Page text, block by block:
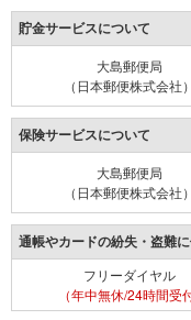
貯金サービスについて
大島郵便局
（日本郵便株式会社）
保険サービスについて
大島郵便局
（日本郵便株式会社）
通帳やカードの紛失・盗難
フリーダイヤル
（年中無休/24時間受